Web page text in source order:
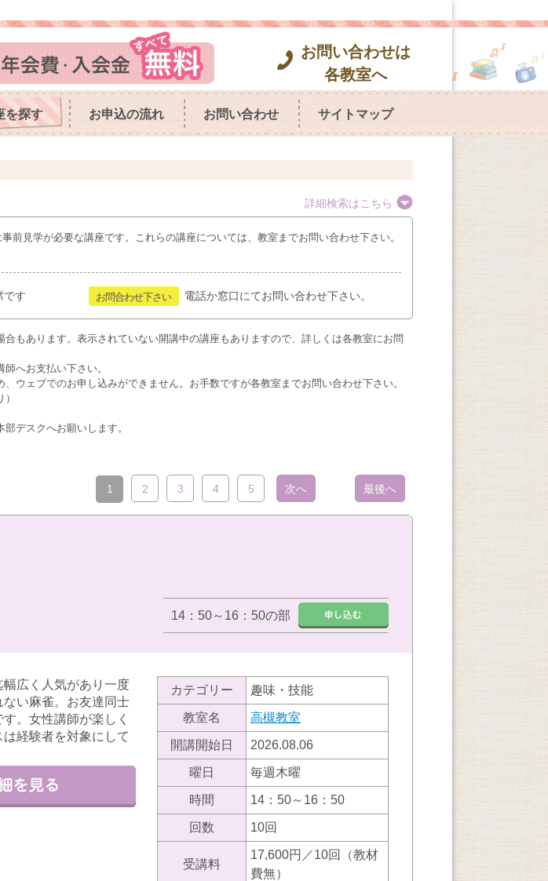
お問い合わせは
各教室へ
を探す お申込の流れ お問い合わせ サイトマップ
詳細検索はこちら
前見学が必要な講座です。これらの講座については、教室までお問い合わせ下さい。
です お問合わせ下さい 電話か窓口にてお問い合わせ下さい。
もあります。表示されていない開講中の講座もありますので、詳しくは各教室にお問
へお支払い下さい。
ウェブでのお申し込みができません。お手数ですが各教室までお問い合わせ下さい。
デスクへお願いします。
1 2 3 4 5 次へ 最後へ
14：50～16：50の部
広く人気があり一度
い麻雀。お友達同士
。女性講師が楽しく
経験者を対象にして
カテゴリー 趣味・技能
教室名 高槻教室
開講開始日 2026.08.06
曜日 毎週木曜
時間 14：50～16：50
回数 10回
受講料
17,600円／10回（教材
費無）